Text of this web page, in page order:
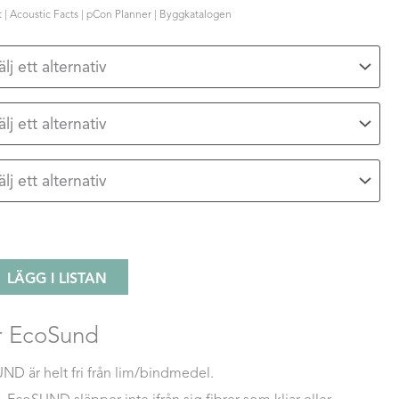
Acoustic Facts | pCon Planner | Byggkatalogen
LÄGG I LISTAN
är helt fri från lim/bindmedel.